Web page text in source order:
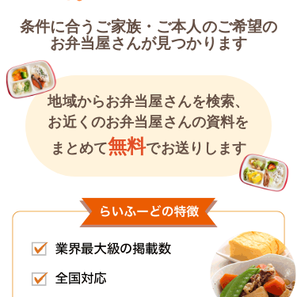
条件に合うご家族・ご本人のご希望の
お弁当屋さんが見つかります
地域からお弁当屋さんを検索、
お近くのお弁当屋さんの資料を
まとめて無料でお送りします